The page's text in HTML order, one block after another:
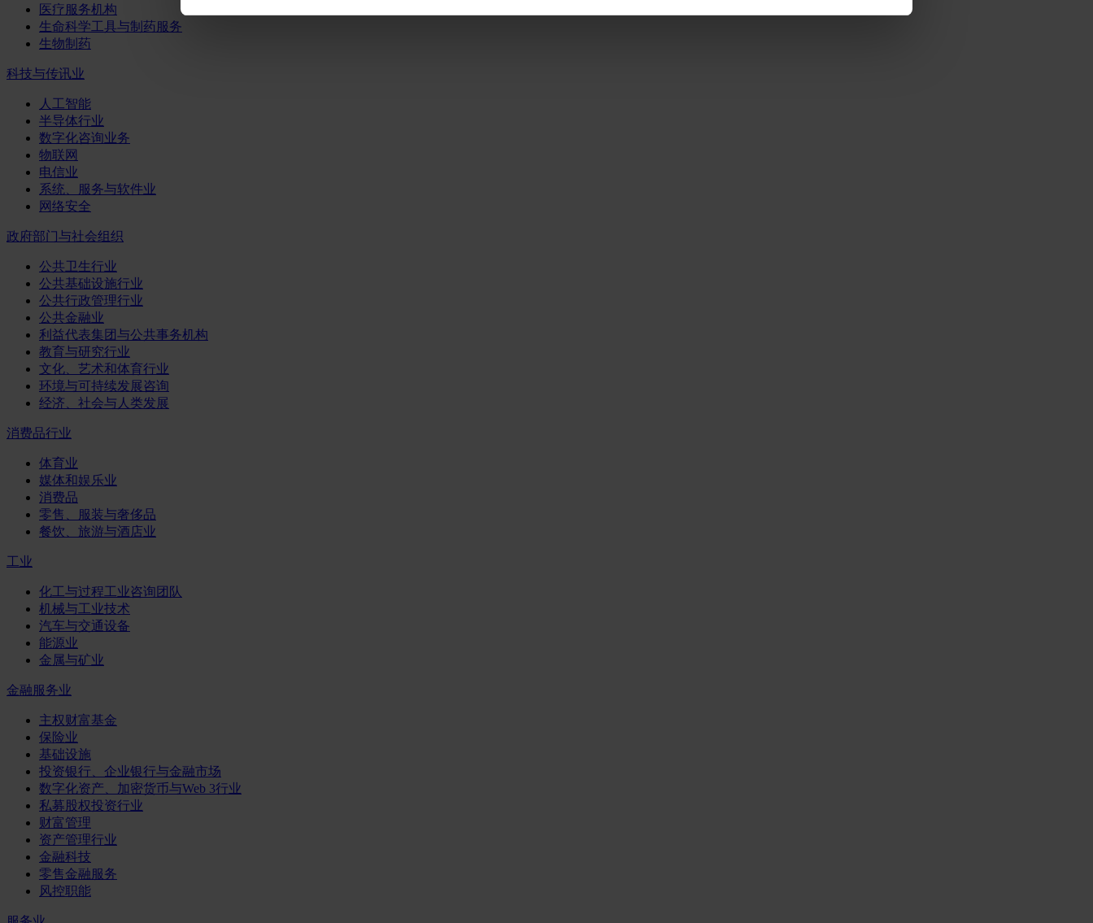
医疗服务机构
生命科学工具与制药服务
生物制药
科技与传讯业
人工智能
半导体行业
数字化咨询业务
物联网
电信业
系统、服务与软件业
网络安全
政府部门与社会组织
公共卫生行业
公共基础设施行业
公共行政管理行业
公共金融业
利益代表集团与公共事务机构
教育与研究行业
文化、艺术和体育行业
环境与可持续发展咨询
经济、社会与人类发展
消费品行业
体育业
媒体和娱乐业
消费品
零售、服装与奢侈品
餐饮、旅游与酒店业
工业
化工与过程工业咨询团队
机械与工业技术
汽车与交通设备
能源业
金属与矿业
金融服务业
主权财富基金
保险业
基础设施
投资银行、企业银行与金融市场
数字化资产、加密货币与Web 3行业
私募股权投资行业
财富管理
资产管理行业
金融科技
零售金融服务
风控职能